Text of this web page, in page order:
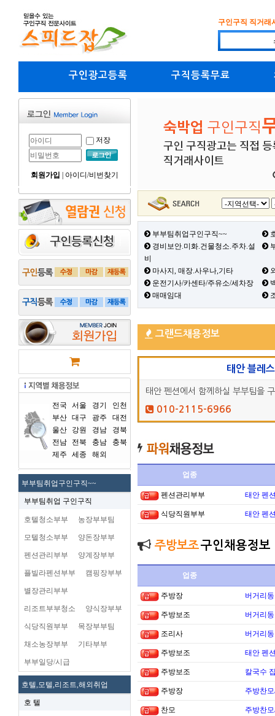
구인구직 직거래
구인광고등록 구직등록무료
저장
회원가입 아이디/비번찾기
전국 서울 경기
인천
부산 대구 광주
대전
울산
강원 경남
경북
전남
전북 충남
충북
제주
세종 해외
부부팀취업구인구직~~
부부팀취업 구인구직
호텔청소부부 농장부부팀
모텔청소부부 양돈장부부
펜션관리부부 양계장부부
플빌라펜션부부 캠핑장부부
별장관리부부
리조트부부청소 양식장부부
식당직원부부 목장부부팀
채소농장부부 기타부부
부부일당/시급
호텔,모텔,리조트,해외취업
호 텔
부부팀취업구인구직~~
경비보안.미화.건물청소.주차.설
비
마사지, 매장.사우나,기타
운전기사/카센타/주유소/세차장
매매임대
그랜드채용정보
태안 블레
태안 펜션에서 함께하실 부부팀을
010-2115-6966
업종
펜션관리부부 태안 펜
식당직원부부 태안 펜
주방보조구인채용정보
업종
주방장 버거리
주방보조 버거리
조리사 버거리
주방보조 태안 펜
주방보조 칼국수
주방장 주방찬
찬모 주방찬